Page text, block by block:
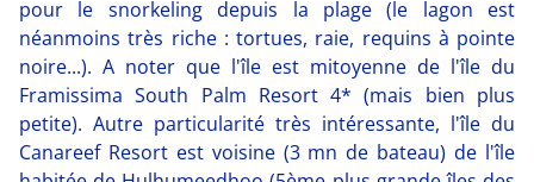
pour le snorkeling depuis la plage (le lagon est
néanmoins très riche : tortues, raie, requins à pointe
noire...). A noter que l'île est mitoyenne de l'île du
Framissima South Palm Resort 4* (mais bien plus
petite). Autre particularité très intéressante, l'île du
Canareef Resort est voisine (3 mn de bateau) de l'île